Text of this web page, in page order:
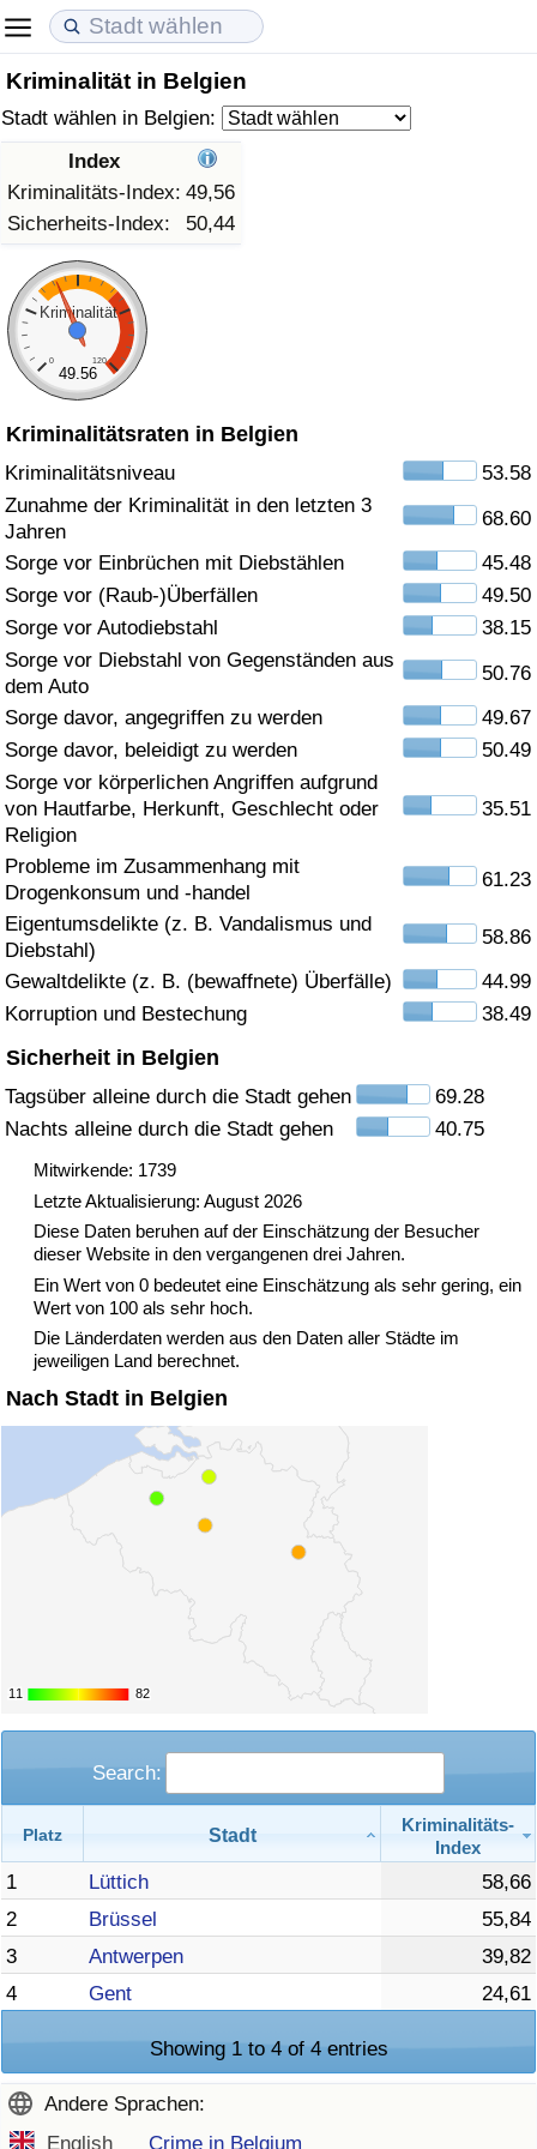
Kriminalität in Belgien
Stadt wählen in Belgien:
Index
Kriminalitäts-Index: 49,56
Sicherheits-Index:
50,44
Kriminalität
0 120
49.56
Kriminalitätsraten in Belgien
Kriminalitätsniveau
53.58
Zunahme der Kriminalität in den letzten 3
Jahren
68.60
Sorge vor Einbrüchen mit Diebstählen
45.48
Sorge vor (Raub-)Überfällen
49.50
Sorge vor Autodiebstahl
38.15
Sorge vor Diebstahl von Gegenständen aus
dem Auto
50.76
Sorge davor, angegriffen zu werden
49.67
Sorge davor, beleidigt zu werden
50.49
Sorge vor körperlichen Angriffen aufgrund
von Hautfarbe, Herkunft, Geschlecht oder
Religion
35.51
Probleme im Zusammenhang mit
Drogenkonsum und -handel
61.23
Eigentumsdelikte (z. B. Vandalismus und
Diebstahl)
58.86
Gewaltdelikte (z. B. (bewaffnete) Überfälle)
44.99
Korruption und Bestechung
38.49
Sicherheit in Belgien
Tagsüber alleine durch die Stadt gehen
69.28
Nachts alleine durch die Stadt gehen
40.75
Mitwirkende: 1739
Letzte Aktualisierung: August 2026
Diese Daten beruhen auf der Einschätzung der Besucher
dieser Website in den vergangenen drei Jahren.
Ein Wert von 0 bedeutet eine Einschätzung als sehr gering, ein
Wert von 100 als sehr hoch.
Die Länderdaten werden aus den Daten aller Städte im
jeweiligen Land berechnet.
Nach Stadt in Belgien
11
11 82
82
Search:
Platz Stadt
Kriminalitäts-
Index
1 Lüttich
58,66
2
Brüssel
55,84
3
Antwerpen
39,82
4
Gent 24,61
Showing 1 to 4 of 4 entries
Andere Sprachen:
English
Crime in Belgium
Lebenshaltungskosten
Lebenshaltungskosten-Index (aktuell)
Lebenshaltungskosten-Index
Lebenshaltungskosten-Index nach Land
in Akaba
Immobilienpreise
Immobilienpreis-Index (aktuell)
Immobilienpreis-Index
Immobilienpreis-Index nach Land
Lebensqualität
Lebensqualität-Index
Lebensqualität-Index (aktuell)
Lebensqualitätsindex nach Land
Kriminalität
Kriminalitäts-Index (aktuell)
Kriminalitätsindex nach Land
Gesundheitsversorgung
Gesundheitsversorgungs-Index (aktuell)
Gesundheitsversorgungs-Index nach Land
Umweltverschmutzung
Umweltverschmutzungs-Index (aktuell)
Verschmutzungsindex
Umweltverschmutzungs-Index nach Land
Verkehr
Verkehrs-Index
Verkehrs-Index (aktuell)
Verkehrs-Index nach Land